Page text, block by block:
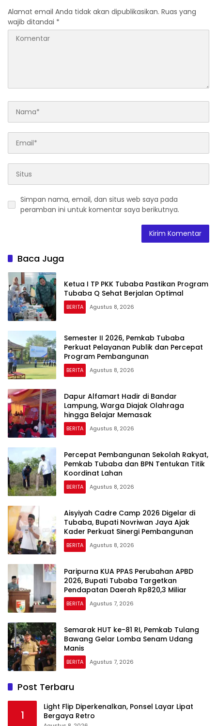
Alamat email Anda tidak akan dipublikasikan. Ruas yang
wajib ditandai *
Simpan nama, email, dan situs web saya pada
peramban ini untuk komentar saya berikutnya.
Baca Juga
Ketua I TP PKK Tubaba Pastikan Program
Tubaba Q Sehat Berjalan Optimal
BERITA Agustus 8, 2026
Semester II 2026, Pemkab Tubaba
Perkuat Pelayanan Publik dan Percepat
Program Pembangunan
BERITA Agustus 8, 2026
Dapur Alfamart Hadir di Bandar
Lampung, Warga Diajak Olahraga
hingga Belajar Memasak
BERITA Agustus 8, 2026
Percepat Pembangunan Sekolah Rakyat,
Pemkab Tubaba dan BPN Tentukan Titik
Koordinat Lahan
BERITA Agustus 8, 2026
Aisyiyah Cadre Camp 2026 Digelar di
Tubaba, Bupati Novriwan Jaya Ajak
Kader Perkuat Sinergi Pembangunan
BERITA Agustus 8, 2026
Paripurna KUA PPAS Perubahan APBD
2026, Bupati Tubaba Targetkan
Pendapatan Daerah Rp820,3 Miliar
BERITA Agustus 7, 2026
Semarak HUT ke-81 RI, Pemkab Tulang
Bawang Gelar Lomba Senam Udang
Manis
BERITA Agustus 7, 2026
Post Terbaru
1
Light Flip Diperkenalkan, Ponsel Layar Lipat
Bergaya Retro